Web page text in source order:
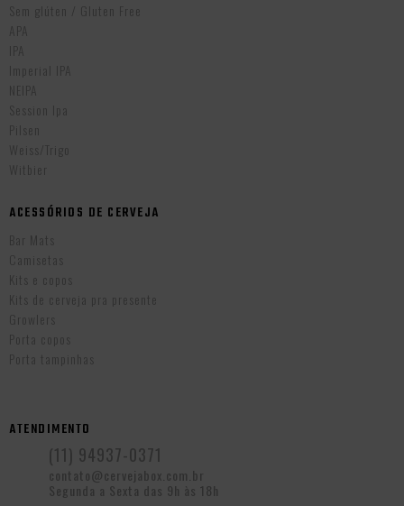
Sem glúten / Gluten Free
APA
IPA
Imperial IPA
NEIPA
Session Ipa
Pilsen
Weiss/Trigo
Witbier
ACESSÓRIOS DE CERVEJA
Bar Mats
Camisetas
Kits e copos
Kits de cerveja pra presente
Growlers
Porta copos
Porta tampinhas
ATENDIMENTO
(11) 94937-0371
contato@cervejabox.com.br
Segunda a Sexta das 9h às 18h